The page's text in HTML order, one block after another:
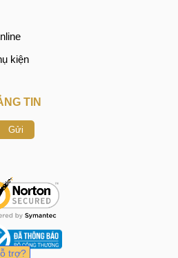
độ bền cao, mang lại cảm giác
kết hợp với mặt lưng phẳng tạo
lịch và tinh tế. Mặt trước là
thượng được bảo vệ bởi kính
bị khả năng kháng nước và bụi
cường độ bền bỉ trong các điều
kiện
TIN
Gửi
trợ?